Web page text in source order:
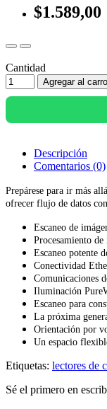
$1.589,00
Cantidad
Agregar al carro
Descripción
Comentarios (0)
Prepárese para ir más
ofrecer flujo de datos
Escaneo de
Procesamiento de
Escaneo potente
Conectividad
Comunicaciones
Iluminación
Escaneo para
La próxima
Orientación por
Un espacio
Etiquetas: lectores de
Sé el primero en